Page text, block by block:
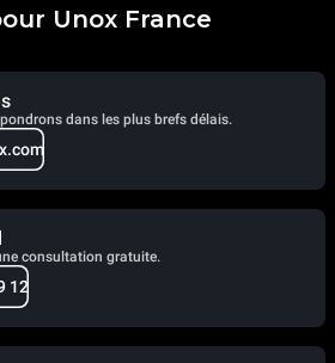
Unox France
dans les plus brefs délais.
consultation gratuite.
12